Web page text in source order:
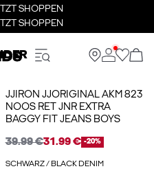
SHOPPEN
SHOPPEN
JJIRON JJORIGINAL AKM 823
NOOS RET JNR EXTRA
BAGGY FIT JEANS BOYS
39.99 €31.99 € -20%
SCHWARZ / BLACK DENIM